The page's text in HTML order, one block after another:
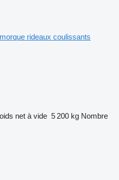
rideaux coulissants
net à vide 5 200 kg Nombre